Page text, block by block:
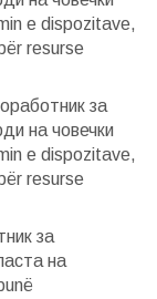
e dispozitave,
resurse
за
на човечки
e dispozitave,
resurse
за
на